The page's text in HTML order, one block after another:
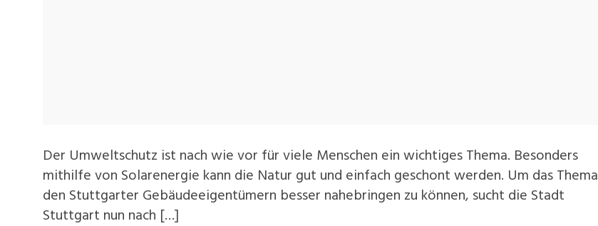
Der Umweltschutz ist nach wie vor für viele Menschen ein wichtiges Thema. Besonders
mithilfe von Solarenergie kann die Natur gut und einfach geschont werden. Um das Thema
den Stuttgarter Gebäudeeigentümern besser nahebringen zu können, sucht die Stadt
Stuttgart nun nach […]